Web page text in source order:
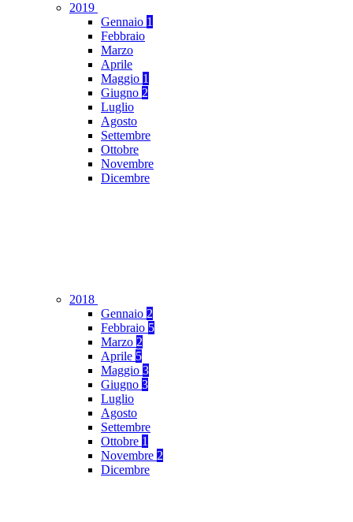
2019
Gennaio 1
Febbraio
Marzo
Aprile
Maggio 1
Giugno 2
Luglio
Agosto
Settembre
Ottobre
Novembre
Dicembre
2018
Gennaio 2
Febbraio 5
Marzo 2
Aprile 5
Maggio 3
Giugno 3
Luglio
Agosto
Settembre
Ottobre 1
Novembre 2
Dicembre